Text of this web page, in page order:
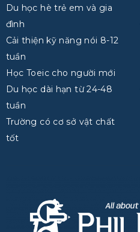
Du học hè trẻ em và gia
đình
Cải thiện kỹ năng nói 8-12
tuần
Học Toeic cho người mới
Du học dài hạn từ 24-48
tuần
Trường có cơ sở vật chất
tốt